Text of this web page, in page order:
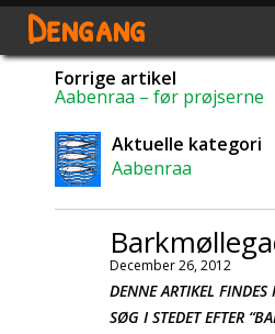
Dengang
Forrige artikel
Aabenraa – før prøjserne
Aktuelle kategori
Aabenraa
December 26, 2012
DENNE ARTIKEL
SØG I STEDET EFTER